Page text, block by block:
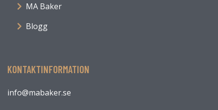
MA Baker
Blogg
KONTAKTINFORMATION
info@mabaker.se